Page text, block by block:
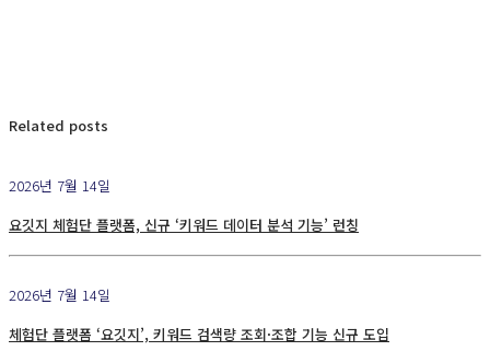
Related posts
2026년 7월 14일
요깃지 체험단 플랫폼, 신규 ‘키워드 데이터 분석 기능’ 런칭
2026년 7월 14일
체험단 플랫폼 ‘요깃지’, 키워드 검색량 조회·조합 기능 신규 도입